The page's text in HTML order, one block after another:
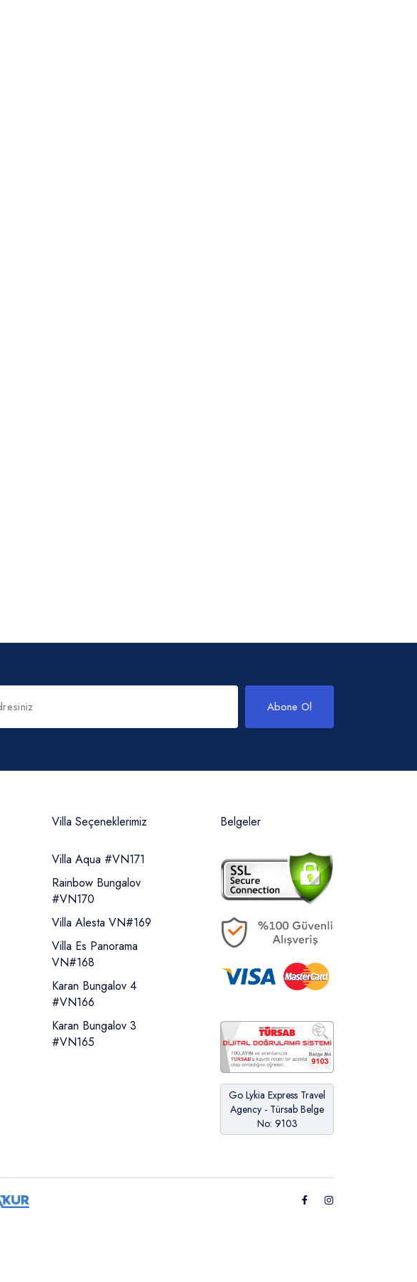
Abone Ol
Villa Seçeneklerimiz
Villa Aqua #VN171
Rainbow Bungalov
#VN170
Villa Alesta VN#169
Villa Es Panorama
VN#168
Karan Bungalov 4
#VN166
Karan Bungalov 3
#VN165
Belgeler
Go Lykia Express Travel
Agency - Türsab Belge
No: 9103